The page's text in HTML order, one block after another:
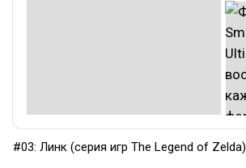
#03: Линк (серия игр The Legend of Zelda)